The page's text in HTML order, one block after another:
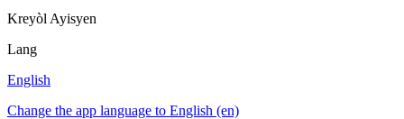
Kreyòl Ayisyen
Lang
English
Change the app language to English (en)